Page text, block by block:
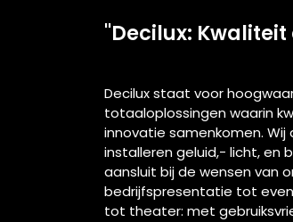
"Decilux:
Decilux staat voor
totaaloplossingen waarin
innovatie samenkomen. Wij
installeren geluid,- licht, en
aansluit bij de wensen van
bedrijfspresentatie tot
tot theater: met